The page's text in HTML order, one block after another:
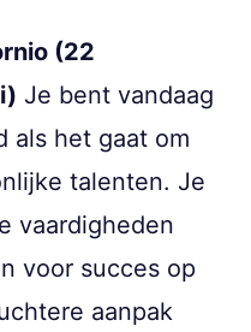
(22
Je bent vandaag
als het gaat om
talenten. Je
vaardigheden
voor succes op
aanpak